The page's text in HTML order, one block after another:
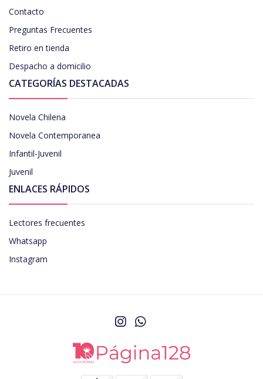
Contacto
Preguntas Frecuentes
Retiro en tienda
Despacho a domicilio
CATEGORÍAS DESTACADAS
Novela Chilena
Novela Contemporanea
Infantil-Juvenil
Juvenil
ENLACES RÁPIDOS
Lectores frecuentes
Whatsapp
Instagram